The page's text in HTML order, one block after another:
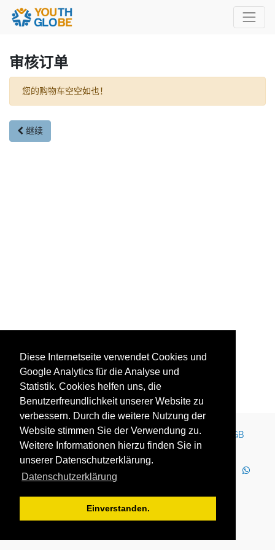
Diese Internetseite verwendet Cookies und
Google Analytics für die Analyse und
Statistik. Cookies helfen uns, die
Benutzerfreundlichkeit unserer Website zu
verbessern. Durch die weitere Nutzung der
Website stimmen Sie der Verwendung zu.
Weitere Informationen hierzu finden Sie in
unserer Datenschutzerklärung.
Datenschutzerklärung
Einverstanden.
审核订单
您的购物车空空如也！
继续
Kontakt Impressum Newsletter Karriere
AGB
Datenschutz
Nutzungsbedingungen
WhatsApp
2025 Copyright © YOUTH GLOBE Europa GmbH